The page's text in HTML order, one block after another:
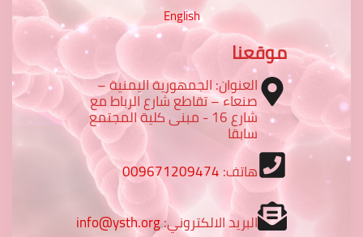
English
موقعنا
العنوان: الجمهورية اليمنية –
صنعاء – تقاطع شارع الرباط مع
شارع 16 - مبنى كلية المجتمع
سابقا
هاتف:009671209474
البريد الالكتروني:info@ysth.org